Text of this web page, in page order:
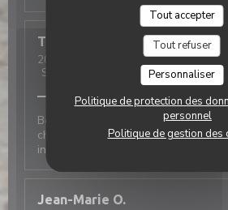
Tout accepter
Tout refuser
Personnaliser
Politique de protection des
personnel
Politique de gestion des
Therese
2026-07-23
- 19:00 - Couverts 3
Service
Ambiance:5/5 Cuisine:
Bon accueil ; les crêpes sont
choix ; la déco est superbe. Rendez-
incontournable.
Jean-Marie O